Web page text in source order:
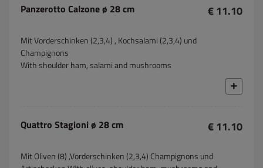
Panzerotto Calzone ø 28 cm € 11.10
Mit Vorderschinken (2,3,4) , Kochsalami (2,3,4) und
Champignons
With shoulder ham, salami and mushrooms
Quattro Stagioni ø 28 cm € 11.10
Mit Oliven (8) ,Vorderschinken (2,3,4) Champignons und